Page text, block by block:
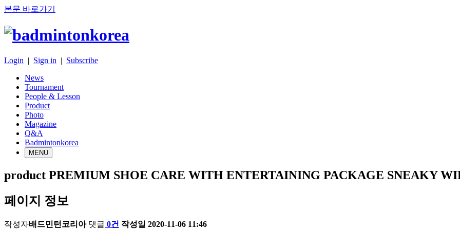
본문 바로가기
Login | Sign in | Subscribe
News
Tournament
People & Lesson
Product
Photo
Magazine
Q&A
Badmintonkorea
MENU
product PREMIUM SHOE CARE WITH ENTERTAINING PACKAGE SNEAKY
페이지 정보
작성자배드민턴코리아 댓글 0건 작성일 2020-11-06 11:46